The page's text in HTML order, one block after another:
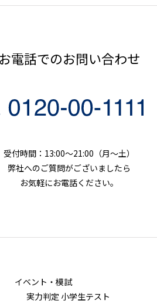
お電話でのお問い合わせ
受付時間：13:00～21:00（月〜土）
弊社へのご質問がございましたら
お気軽にお電話ください。
イベント・模試
実力判定 小学生テスト